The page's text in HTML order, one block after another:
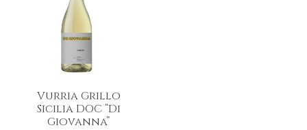
Vurria Grillo
Sicilia DOC “Di
Giovanna”